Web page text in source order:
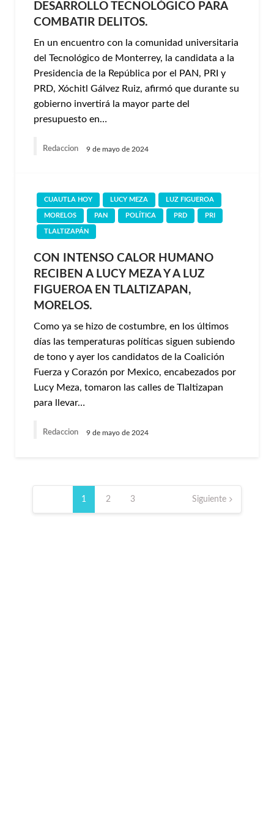
DESARROLLO TECNOLÓGICO PARA
COMBATIR DELITOS.
En un encuentro con la comunidad universitaria
del Tecnológico de Monterrey, la candidata a la
Presidencia de la República por el PAN, PRI y
PRD, Xóchitl Gálvez Ruiz, afirmó que durante su
gobierno invertirá la mayor parte del
presupuesto en…
Redaccion 9 de mayo de 2024
CUAUTLA HOY LUCY MEZA LUZ FIGUEROA
MORELOS PAN POLÍTICA PRD PRI
TLALTIZAPÁN
CON INTENSO CALOR HUMANO
RECIBEN A LUCY MEZA Y A LUZ
FIGUEROA EN TLALTIZAPAN,
MORELOS.
Como ya se hizo de costumbre, en los últimos
días las temperaturas políticas siguen subiendo
de tono y ayer los candidatos de la Coalición
Fuerza y Corazón por Mexico, encabezados por
Lucy Meza, tomaron las calles de Tlaltizapan
para llevar…
Redaccion 9 de mayo de 2024
Paginación
1 2 3 Siguiente